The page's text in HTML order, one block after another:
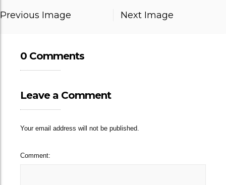
Previous Image Next Image
0 Comments
Leave a Comment
Your email address will not be published.
Comment: